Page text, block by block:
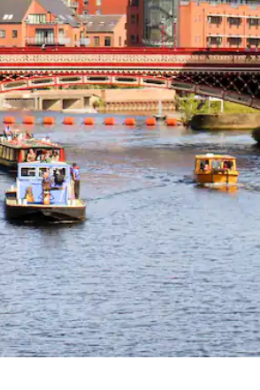
pour les parcourir ou en appuyant et en